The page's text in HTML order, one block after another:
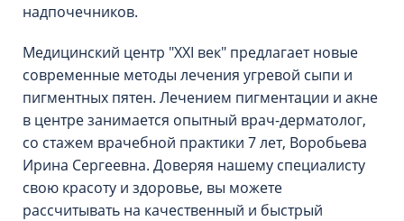
надпочечников.
Медицинский центр "XXI век" предлагает новые
современные методы лечения угревой сыпи и
пигментных пятен. Лечением пигментации и акне
в центре занимается опытный врач-дерматолог,
со стажем врачебной практики 7 лет, Воробьева
Ирина Сергеевна. Доверяя нашему специалисту
свою красоту и здоровье, вы можете
рассчитывать на качественный и быстрый